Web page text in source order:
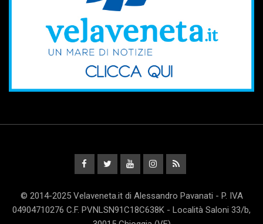
© 2014-2025 Velaveneta.it di Alessandro Pavanati - P. IVA
04904710276 C.F. PVNLSN91C18C638K - Località Saloni 33/b,